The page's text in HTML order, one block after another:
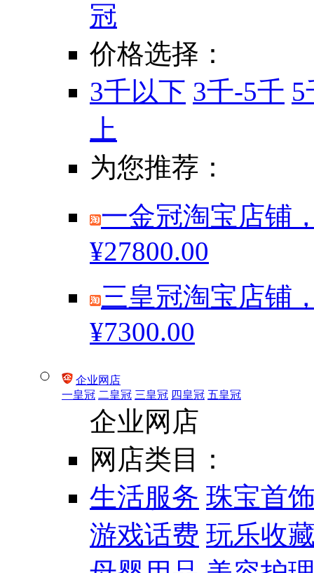
冠
价格选择：
3千以下 3千-5千 5
上
为您推荐：
一金冠淘宝店铺
¥27800.00
三皇冠淘宝店铺
¥7300.00
企业网店
一皇冠 二皇冠 三皇冠 四皇冠 五皇冠
企业网店
网店类目：
生活服务 珠宝首
游戏话费 玩乐收